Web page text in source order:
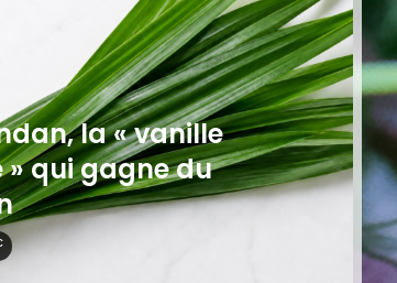
la « vanille
» qui gagne du